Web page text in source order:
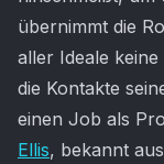
übernimmt die
aller Ideale
die Kontakte
einen Job als
Ellis, bekannt